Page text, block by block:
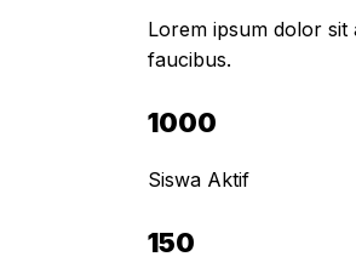
Lorem ipsum dolor sit
faucibus.
1000
Siswa Aktif
150